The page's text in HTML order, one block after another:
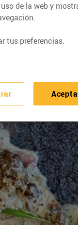
otros
GASTRONOMIA I
de la web y
tus preferencias.